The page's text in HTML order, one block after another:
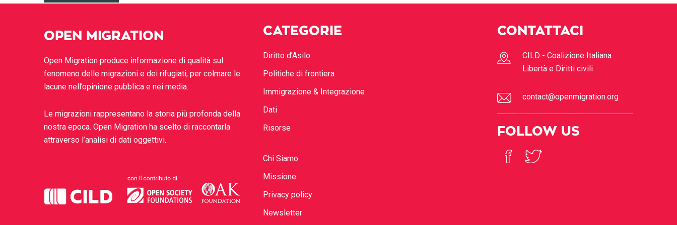
OPEN MIGRATION
Open Migration produce informazione di qualità sul
fenomeno delle migrazioni e dei rifugiati, per colmare le
lacune nell’opinione pubblica e nei media.
Le migrazioni rappresentano la storia più profonda della
nostra epoca. Open Migration ha scelto di raccontarla
attraverso l’analisi di dati oggettivi.
CATEGORIE
Diritto d’Asilo
Politiche di frontiera
Immigrazione & Integrazione
Dati
Risorse
Chi Siamo
Missione
Privacy policy
Newsletter
CONTATTACI
CILD - Coalizione Italiana
Libertà e Diritti civili
contact@openmigration.org
FOLLOW US